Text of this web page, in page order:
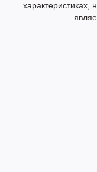
характеристиках,